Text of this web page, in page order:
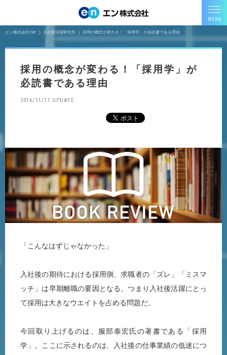
エン株式会社TOP 入社後活躍研究所 採用の概念が変わる！「採用学」が必読書である理由
採用の概念が変わる！「採用学」が
必読書である理由
2016/11/17 UPDATE
「こんなはずじゃなかった」
入社後の期待における採用側、求職者の「ズレ」「ミスマ
ッチ」は早期離職の要因となる。つまり入社後活躍にとっ
て採用は大きなウエイトを占める問題だ。
今回取り上げるのは、服部泰宏氏の著書である「採用
学」。ここに示されるのは、入社後の仕事業績の低迷につ